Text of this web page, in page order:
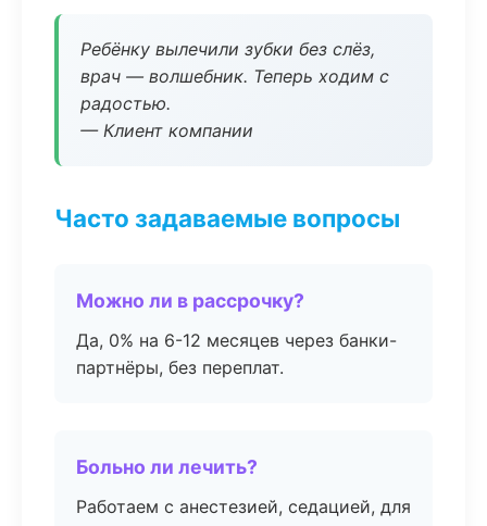
Ребёнку вылечили зубки без слёз,
врач — волшебник. Теперь ходим с
радостью.
— Клиент компании
Часто задаваемые вопросы
Можно ли в рассрочку?
Да, 0% на 6-12 месяцев через банки-
партнёры, без переплат.
Больно ли лечить?
Работаем с анестезией, седацией, для